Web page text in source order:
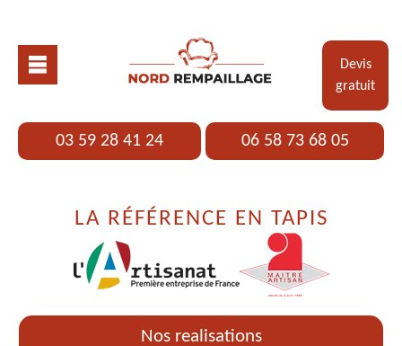
Devis
gratuit
03 59 28 41 24 06 58 73 68 05
LA RÉFÉRENCE EN TAPIS
Nos realisations